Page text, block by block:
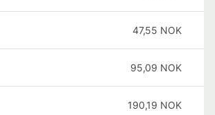
47,55 NOK
95,09 NOK
190,19 NOK